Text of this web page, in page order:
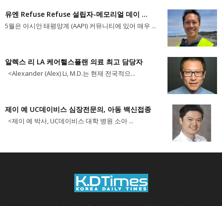
유엔 Refuse Refuse 설립자-메모리얼 데이 ...
5월은 아시안 태평양계 (AAPI) 커뮤니티에 있어 매우 ...
알렉스 리 LA 케어핼스플랜 의료 최고 담당자
<Alexander (Alex) Li, M.D.는 현재 전국적으...
제이 예 UC데이비스 심장전문의, 아동 백신접종
<제이 예 박사, UC데이비스 대학 병원 소아 ...